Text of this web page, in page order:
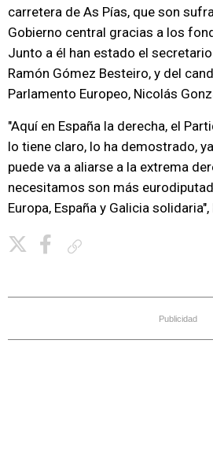
carretera de As Pías, que son
Gobierno central gracias a los
Junto a él han estado el
Ramón Gómez Besteiro, y del
Parlamento Europeo, Nicolás
"Aquí en España la derecha, el
lo tiene claro, lo ha demostrado,
puede va a aliarse a la extrema
necesitamos son más
Europa, España y Galicia
Publicidad